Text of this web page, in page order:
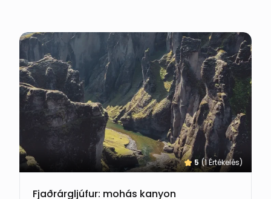
5 (1 Értékelés)
Fjaðrárgljúfur: mohás kanyon